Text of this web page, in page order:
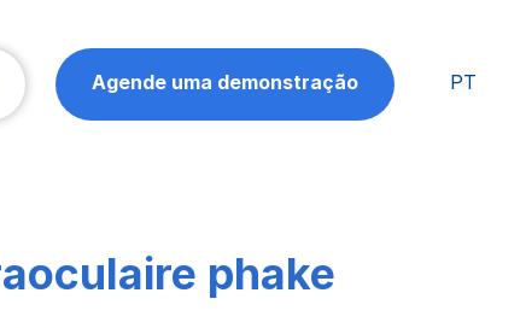
Agende uma demonstração PT
phake